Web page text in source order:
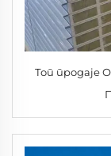
Топ продаје